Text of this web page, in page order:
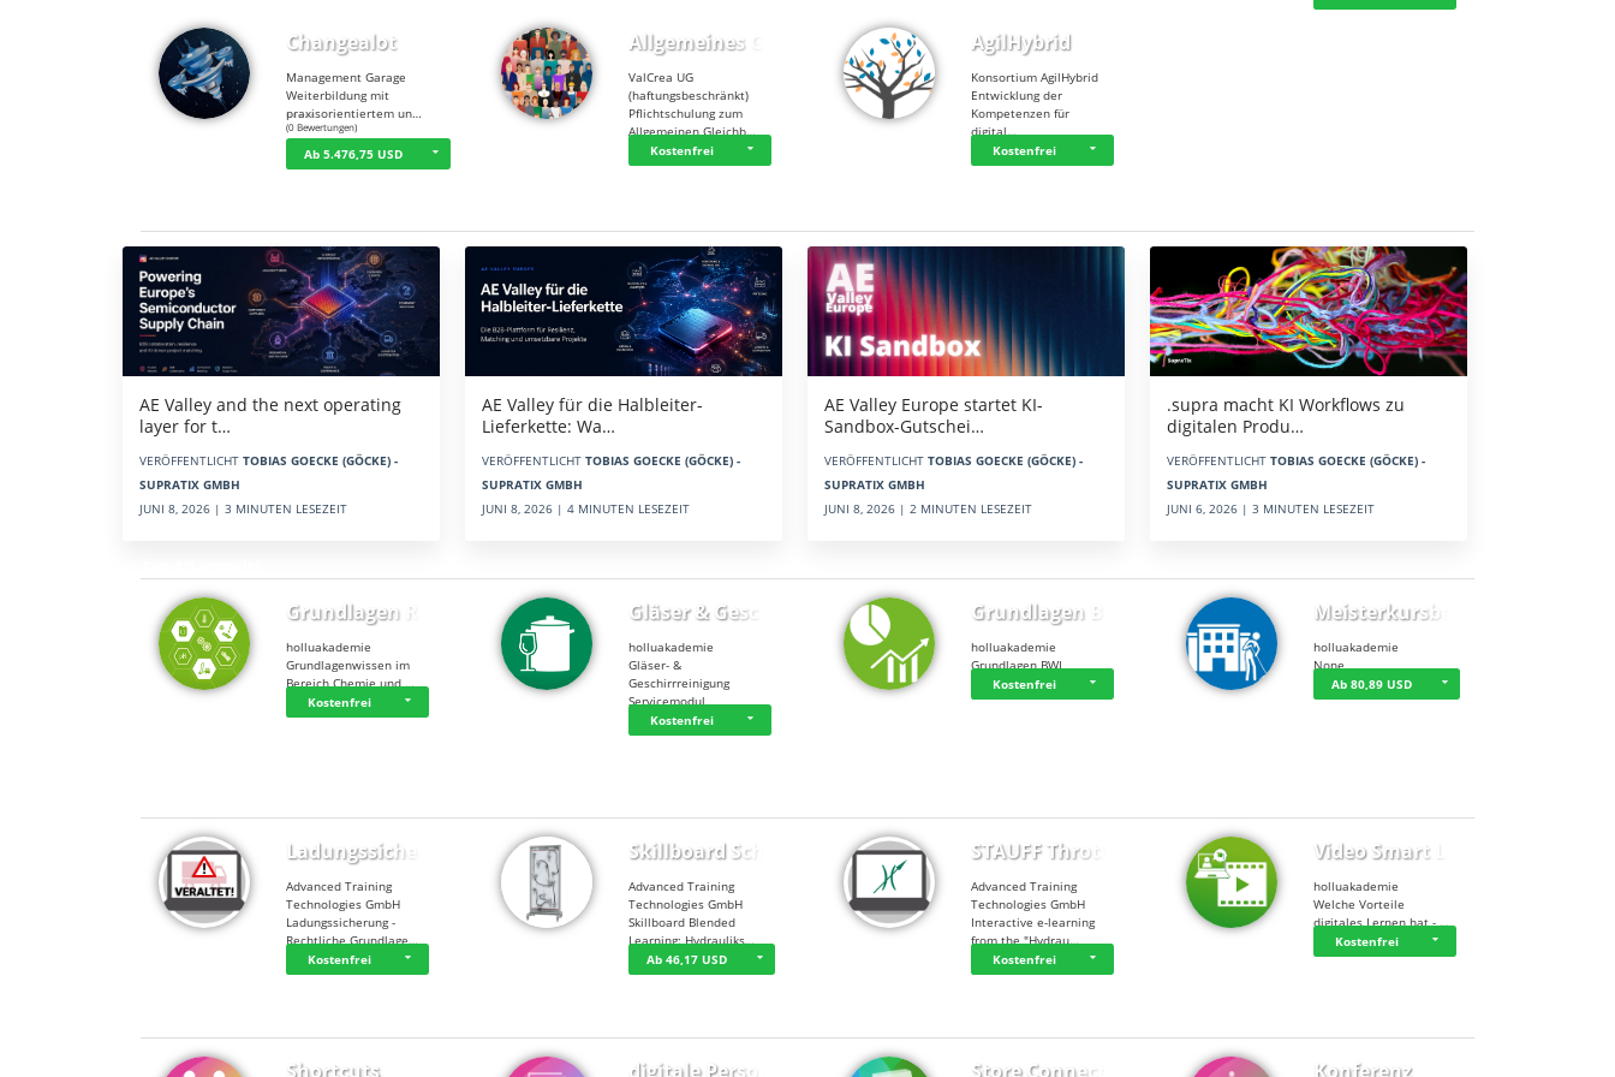
Changealot
Management Garage
Weiterbildung mit
praxisorientiertem un…
☆☆☆ ☆☆
(0 Bewertungen)
Ab 5.476,75 USD
Allgemeines Gle…
ValCrea UG
(haftungsbeschränkt)
Pflichtschulung zum
Allgemeinen Gleichb…
Kostenfrei
AgilHybrid
Konsortium AgilHybrid
Entwicklung der
Kompetenzen für
digital…
Kostenfrei
AE Valley and the next operating
layer for t…
VERÖFFENTLICHT TOBIAS GOECKE (GÖCKE) -
SUPRATIX GMBH
JUNI 8, 2026 | 3 MINUTEN LESEZEIT
AE Valley für die Halbleiter-
Lieferkette: Wa…
VERÖFFENTLICHT TOBIAS GOECKE (GÖCKE) -
SUPRATIX GMBH
JUNI 8, 2026 | 4 MINUTEN LESEZEIT
AE Valley Europe startet KI-
Sandbox-Gutschei…
VERÖFFENTLICHT TOBIAS GOECKE (GÖCKE) -
SUPRATIX GMBH
JUNI 8, 2026 | 2 MINUTEN LESEZEIT
.supra macht KI Workflows zu
digitalen Produ…
VERÖFFENTLICHT TOBIAS GOECKE (GÖCKE) -
SUPRATIX GMBH
JUNI 6, 2026 | 3 MINUTEN LESEZEIT
Grundlagen Rein…
holluakademie
Grundlagenwissen im
Bereich Chemie und …
Kostenfrei
Gläser & Geschi…
holluakademie
Gläser- &
Geschirrreinigung
Servicemodul
Kostenfrei
Grundlagen BWL
holluakademie
Grundlagen BWL
Kostenfrei
Meisterkursbegl…
holluakademie
None
Ab 80,89 USD
Ladungssicherung
Advanced Training
Technologies GmbH
Ladungssicherung -
Rechtliche Grundlage…
Kostenfrei
Skillboard Schl…
Advanced Training
Technologies GmbH
Skillboard Blended
Learning: Hydrauliks…
Ab 46,17 USD
STAUFF Throttle…
Advanced Training
Technologies GmbH
Interactive e-learning
from the "Hydrau…
Kostenfrei
Video Smart Lea…
holluakademie
Welche Vorteile
digitales Lernen hat - …
Kostenfrei
Shortcuts digitale Person… Store Connect Konferenz